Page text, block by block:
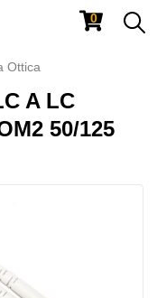
0
Ottica
A LC
50/125